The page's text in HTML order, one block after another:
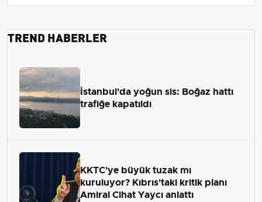
TREND HABERLER
İstanbul'da yoğun sis: Boğaz hattı
trafiğe kapatıldı
KKTC'ye büyük tuzak mı
kuruluyor? Kıbrıs'taki kritik planı
Amiral Cihat Yaycı anlattı